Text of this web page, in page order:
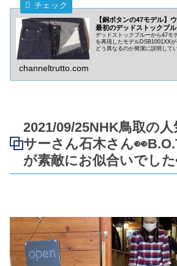
【銅ボタンの47モデル】
最初のデッドストックブ
デッドストックブルーから47モ
を再現したモデルDSB1001XX
どう異なるのか簡潔に説明してい
channeltrutto.com
2021/09/25NHK鳥取の
サーさん石木さん
が素敵にお似合いでし